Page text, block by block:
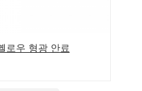
로우 형광 안료